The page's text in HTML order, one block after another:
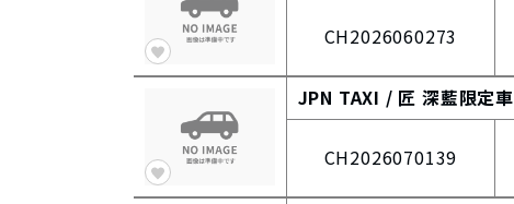
CH2026060273
JPN TAXI / 匠 深藍限定車
CH2026070139